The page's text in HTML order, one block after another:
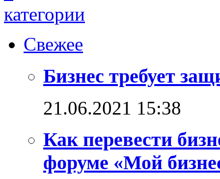
Свежее
Бизнес требует
21.06.2021 15:38
Как перевести
форуме «Мой